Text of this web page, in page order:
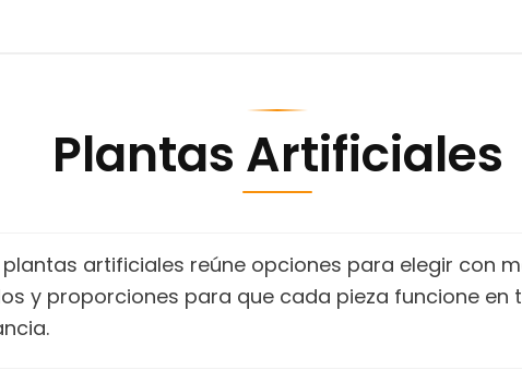
Plantas Artificiales
artificiales reúne opciones para elegir con
y proporciones para que cada pieza funcione en